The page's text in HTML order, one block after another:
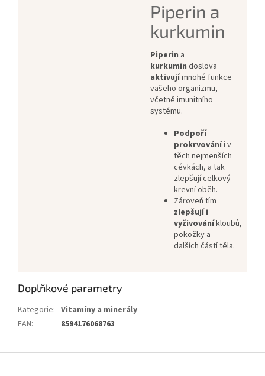
Piperin a
kurkumin
Piperin a
kurkumin doslova
aktivujímnohé funkce
vašeho organizmu,
včetně imunitního
systému.
Podpoří
prokrvováníi v
těch nejmenších
cévkách, a tak
zlepšují celkový
krevní oběh.
Zároveň tím
zlepšují i
vyživováníkloubů,
pokožky a
dalších částí těla.
Doplňkové parametry
Kategorie: Vitamíny a minerály
EAN: 8594176068763